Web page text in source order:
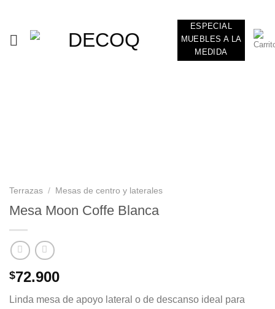
content
ESPECIAL
MUEBLES A LA
MEDIDA
Terrazas / Mesas de centro y laterales
Mesa Moon Coffe Blanca
$72.900
Linda mesa de apoyo lateral o de descanso ideal para